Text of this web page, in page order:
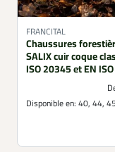
FRANCITAL
Chaussures
SALIX cuir coque
ISO 20345 et EN
Disponible en: 40, 44,